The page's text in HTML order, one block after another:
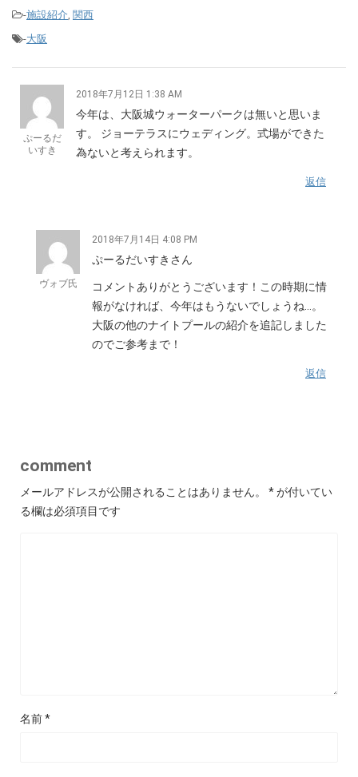
-施設紹介, 関西
-大阪
ぷーるだ
いすき
2018年7月12日 1:38 AM
今年は、大阪城ウォーターパークは無いと思いま
す。 ジョーテラスにウェディング。式場ができた
為ないと考えられます。
返信
ヴォブ氏
2018年7月14日 4:08 PM
ぷーるだいすきさん
コメントありがとうございます！この時期に情
報がなければ、今年はもうないでしょうね…。
大阪の他のナイトプールの紹介を追記しました
のでご参考まで！
返信
comment
メールアドレスが公開されることはありません。 *が付いてい
る欄は必須項目です
名前*